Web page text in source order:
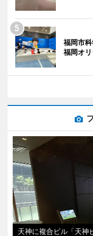
福岡市
福岡オ
天神に複合ビル「天神